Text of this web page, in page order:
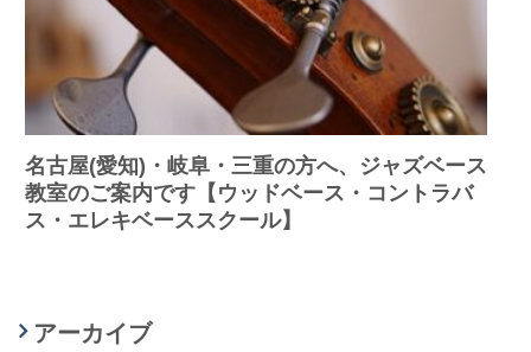
名古屋(愛知)・岐阜・三重の方へ、ジャズベース
教室のご案内です【ウッドベース・コントラバ
ス・エレキベーススクール】
アーカイブ